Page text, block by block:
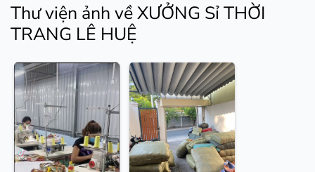
Thư viện ảnh về XƯỞNG Sỉ THỜI
TRANG LÊ HUỆ